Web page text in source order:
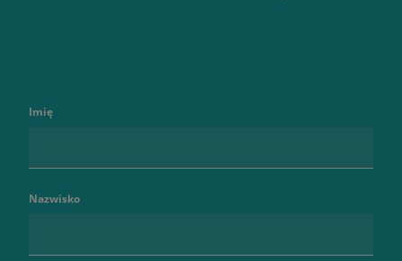
Imię
Nazwisko